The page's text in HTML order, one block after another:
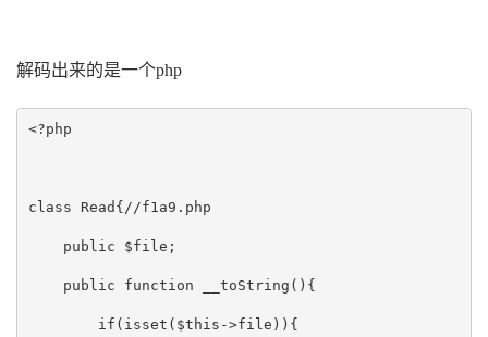
解码出来的是一个php
<?php
class Read{//f1a9.php
    public $file;
    public function __toString(){
        if(isset($this->file)){